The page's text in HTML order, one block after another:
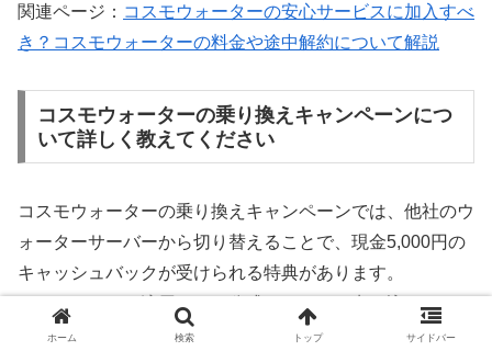
関連ページ： コスモウォーターの安心サービスに加入すべ
き？コスモウォーターの料金や途中解約について解説
コスモウォーターの乗り換えキャンペーンにつ
いて詳しく教えてください
コスモウォーターの乗り換えキャンペーンでは、他社のウ
ォーターサーバーから切り替えることで、現金5,000円の
キャッシュバックが受けられる特典があります。
キャンペーンの適用には、公式サイトでの申し込みやキャ
ンペーンコードの入力が必要です。
ホーム 検索 トップ サイドバー